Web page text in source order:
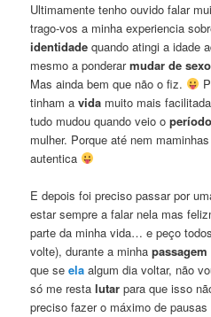
Ultimamente tenho ouvido falar
trago-vos a minha experiencia
identidade quando atingi a idade
mesmo a ponderarmudar de sexo
Mas ainda bem que não o fiz.
tinham avida muito mais
tudo mudou quando veio operíodo
mulher. Porque até nem
autentica
E depois foi preciso passar por
estar sempre a falar nela mas
parte da minha vida… e peço
volte), durante a minhapassagem
que se ela algum dia voltar, não
só me restalutar para que isso
preciso fazer o máximo de